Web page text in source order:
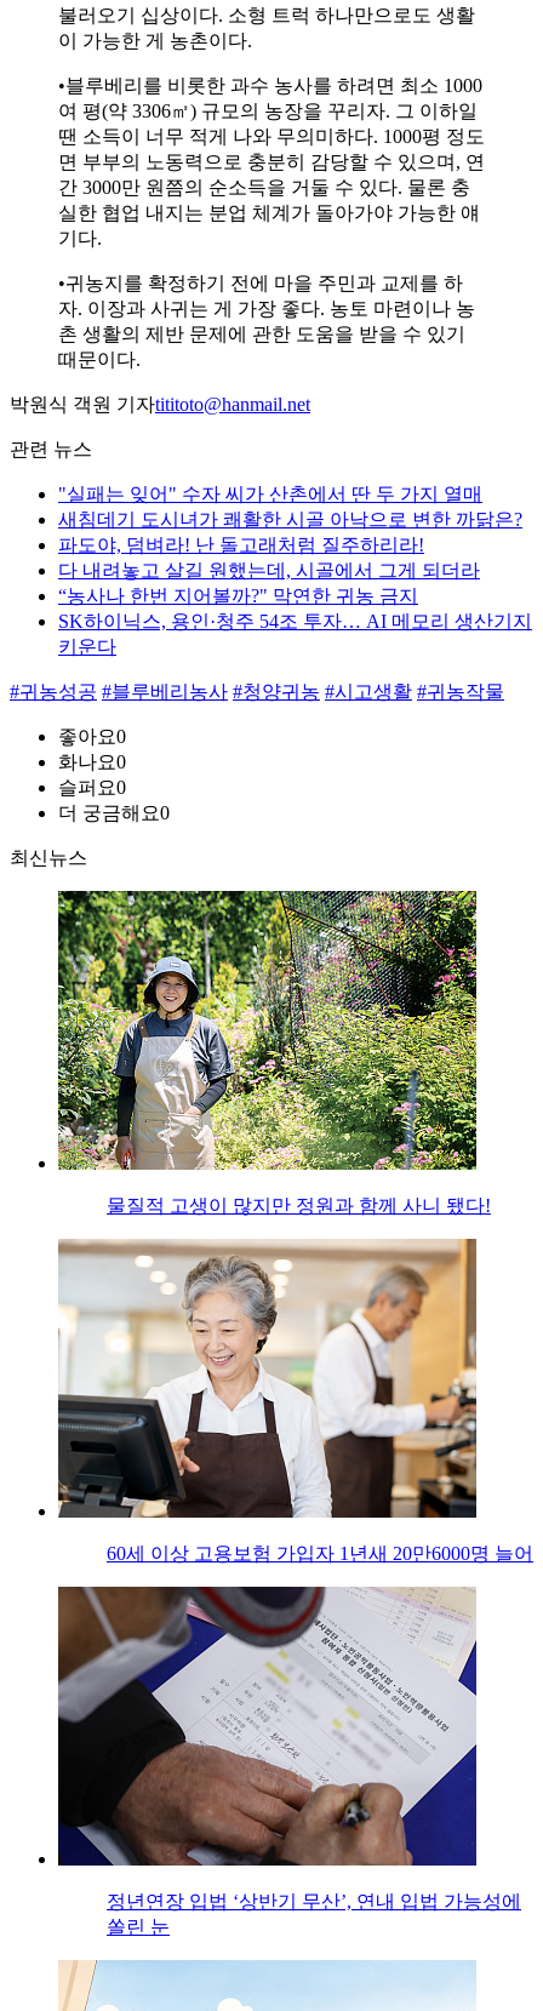
불러오기 십상이다. 소형 트럭 하나만으로도 생활
이 가능한 게 농촌이다.
•블루베리를 비롯한 과수 농사를 하려면 최소 1000
여 평(약 3306㎡) 규모의 농장을 꾸리자. 그 이하일
땐 소득이 너무 적게 나와 무의미하다. 1000평 정도
면 부부의 노동력으로 충분히 감당할 수 있으며, 연
간 3000만 원쯤의 순소득을 거둘 수 있다. 물론 충
실한 협업 내지는 분업 체계가 돌아가야 가능한 얘
기다.
•귀농지를 확정하기 전에 마을 주민과 교제를 하
자. 이장과 사귀는 게 가장 좋다. 농토 마련이나 농
촌 생활의 제반 문제에 관한 도움을 받을 수 있기
때문이다.
박원식 객원 기자tititoto@hanmail.net
관련 뉴스
"실패는 잊어" 수자 씨가 산촌에서 딴 두 가지 열매
새침데기 도시녀가 쾌활한 시골 아낙으로 변한 까닭은?
파도야, 덤벼라! 난 돌고래처럼 질주하리라!
다 내려놓고 살길 원했는데, 시골에서 그게 되더라
“농사나 한번 지어볼까?" 막연한 귀농 금지
SK하이닉스, 용인·청주 54조 투자… AI 메모리 생산기지
키운다
#귀농성공 #블루베리농사 #청양귀농 #시고생활 #귀농작물
좋아요0
화나요0
슬퍼요0
더 궁금해요0
최신뉴스
물질적 고생이 많지만 정원과 함께 사니 됐다!
60세 이상 고용보험 가입자 1년새 20만6000명 늘어
정년연장 입법 ‘상반기 무산’, 연내 입법 가능성에
쏠린 눈